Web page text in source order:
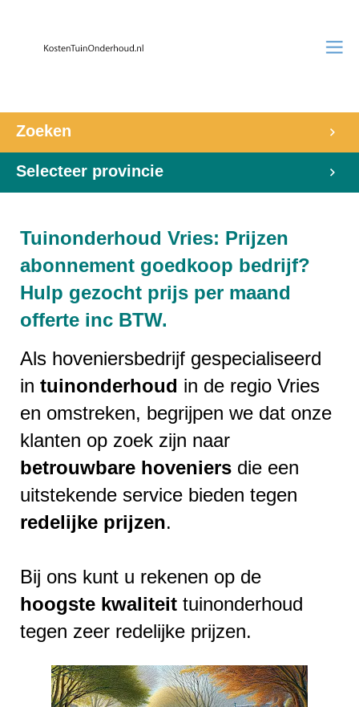
Zoeken
Selecteer provincie
Tuinonderhoud Vries: Prijzen
abonnement goedkoop bedrijf?
Hulp gezocht prijs per maand
offerte inc BTW.
Als hoveniersbedrijf gespecialiseerd
in tuinonderhoud in de regio Vries
en omstreken, begrijpen we dat onze
klanten op zoek zijn naar
betrouwbare hoveniers die een
uitstekende service bieden tegen
redelijke prijzen.
Bij ons kunt u rekenen op de
hoogste kwaliteit tuinonderhoud
tegen zeer redelijke prijzen.